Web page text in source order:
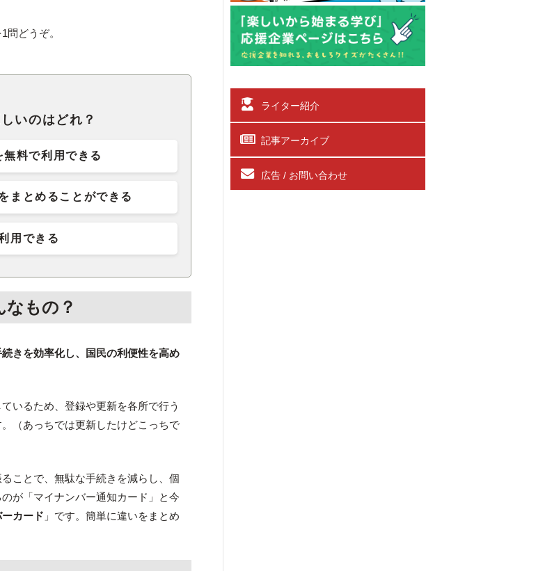
問どうぞ。
いのはどれ？
料で利用できる
まとめることができる
用できる
なもの？
きを効率化し、国民の利便性を高め
いるため、登録や更新を各所で行う
（あっちでは更新したけどこっちで
ことで、無駄な手続きを減らし、個
が「マイナンバー通知カード」と今
カード 」です。簡単に違いをまとめ
ライター紹介
記事アーカイブ
広告 / お問い合わせ